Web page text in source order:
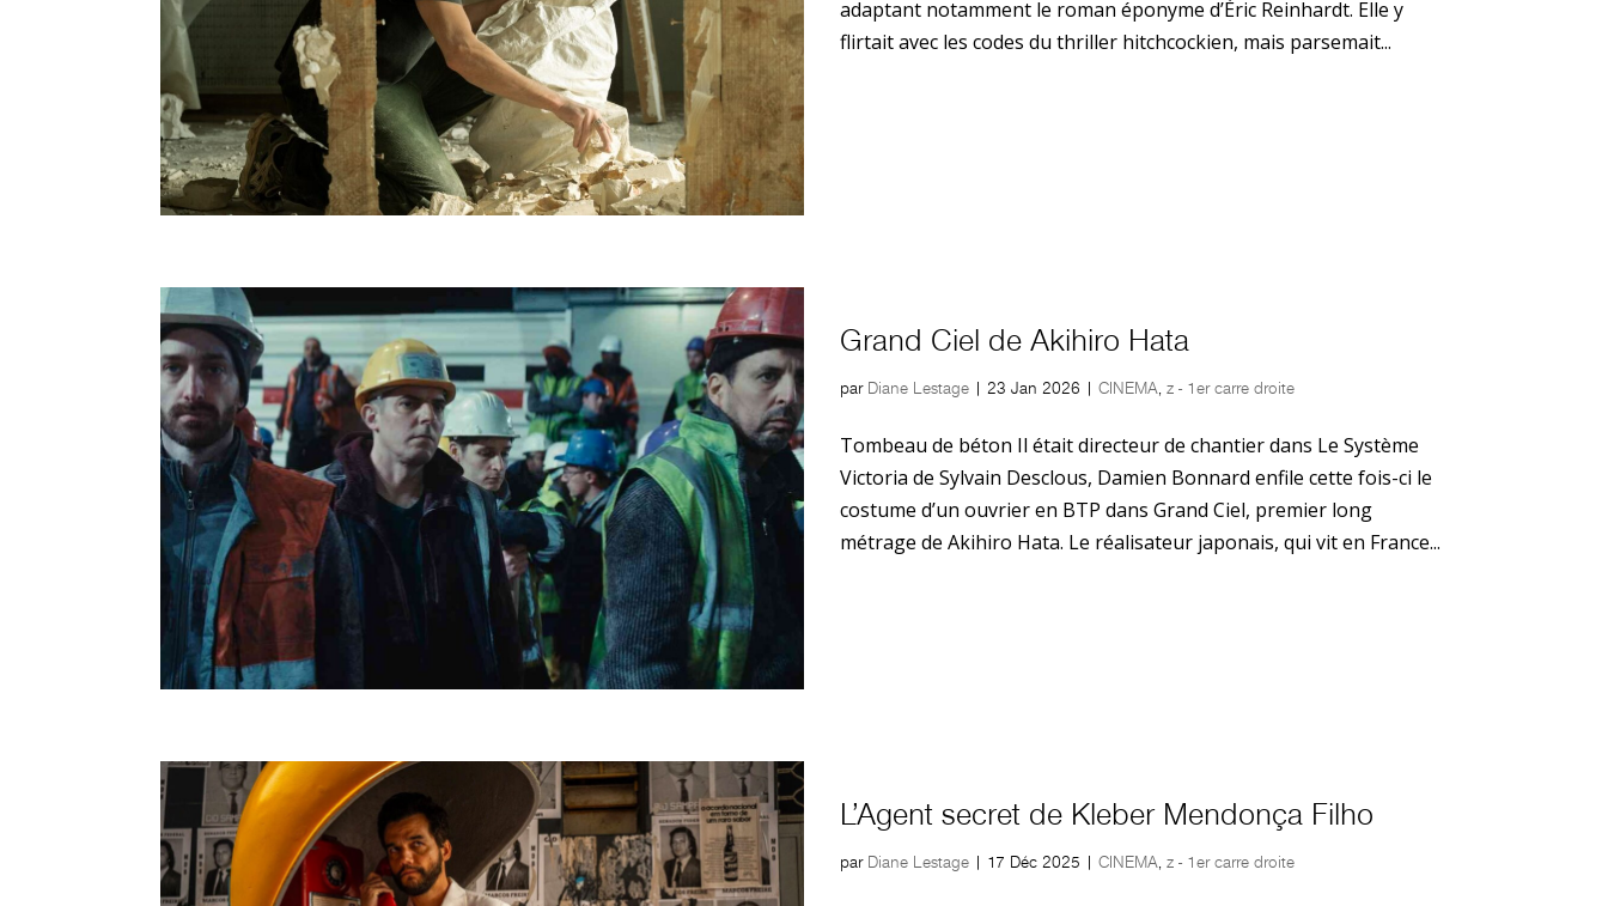
adaptant notamment le roman éponyme d’Éric Reinhardt. Elle y
flirtait avec les codes du thriller hitchcockien, mais parsemait...
Grand Ciel de Akihiro Hata
par Diane Lestage | 23 Jan 2026 | CINEMA, z - 1er carre droite
Tombeau de béton Il était directeur de chantier dans Le Système
Victoria de Sylvain Desclous, Damien Bonnard enfile cette fois-ci le
costume d’un ouvrier en BTP dans Grand Ciel, premier long
métrage de Akihiro Hata. Le réalisateur japonais, qui vit en France...
L’Agent secret de Kleber Mendonça Filho
par Diane Lestage | 17 Déc 2025 | CINEMA, z - 1er carre droite